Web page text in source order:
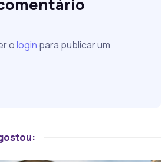
ologin para publicar um